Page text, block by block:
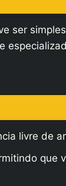
ser
livre de
que